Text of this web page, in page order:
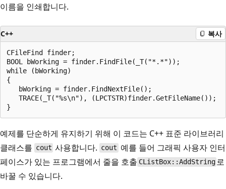
이름을 인쇄합니다.
C++ 복사
CFileFind finder;
BOOL bWorking = finder.FindFile(_T("*.*"));
while (bWorking)
{
   bWorking = finder.FindNextFile();
   TRACE(_T("%s\n"), (LPCTSTR)finder.GetFileName());
예제를 단순하게 유지하기 위해 이 코드는 C++ 표준 라이브러리
클래스를 cout 사용합니다. cout 예를 들어 그래픽 사용자 인터
페이스가 있는 프로그램에서 줄을 호출 CListBox::AddString 로
바꿀 수 있습니다.